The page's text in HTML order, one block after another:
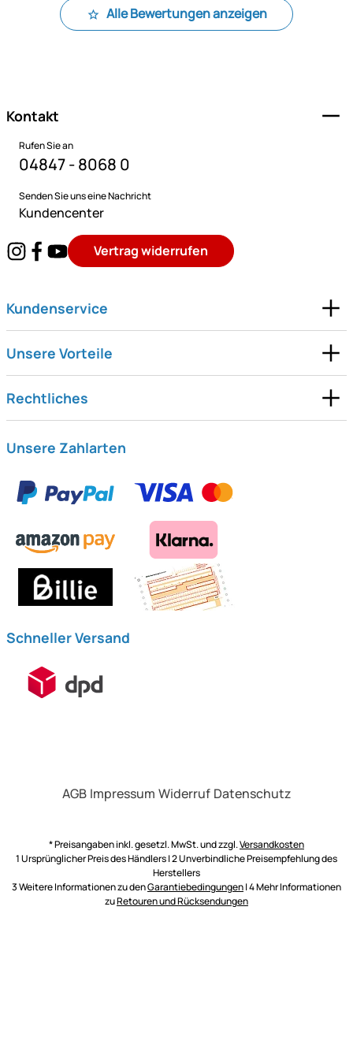
Alle Bewertungen anzeigen
Kontakt
Rufen Sie an
04847 - 8068 0
Senden Sie uns eine Nachricht
Kundencenter
Vertrag widerrufen
Kundenservice
Unsere Vorteile
Rechtliches
Unsere Zahlarten
Schneller Versand
AGB Impressum Widerruf Datenschutz
* Preisangaben inkl. gesetzl. MwSt. und zzgl.Versandkosten
1 Ursprünglicher Preis des Händlers | 2 Unverbindliche Preisempfehlung des
Herstellers
3 Weitere Informationen zu denGarantiebedingungen| 4 Mehr Informationen
zuRetouren und Rücksendungen